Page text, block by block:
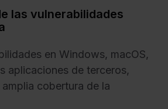
las vulnerabilidades
en Windows, macOS,
aplicaciones de terceros,
cobertura de la